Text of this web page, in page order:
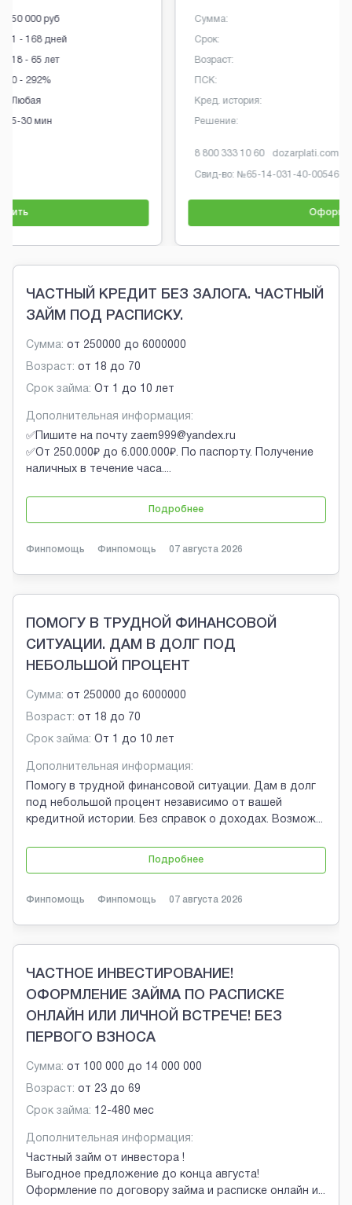
Сумма:
Срок:
Возраст:
ПСК:
Кред. история:
Решение:
100 000 руб
7 - 365 дней
18 - 70 лет
0 - 292%
Любая
От 1 минуты
Brobaza - Обычные объявления
ЧАСТНЫЙ КРЕДИТ БЕЗ ЗАЛОГА. ЧАСТНЫЙ
ЗАЙМ ПОД РАСПИСКУ.
Сумма: от 250000 до 6000000
Возраст: от 18 до 70
Срок займа: От 1 до 10 лет
Дополнительная информация:
✅Пишите на почту zaem999@yandex.ru
✅От 250.000₽ до 6.000.000₽. По паспорту. Получение
наличных в течение часа....
Подробнее
Финпомощь Финпомощь 07 августа 2026
ПОМОГУ В ТРУДНОЙ ФИНАНСОВОЙ
СИТУАЦИИ. ДАМ В ДОЛГ ПОД
НЕБОЛЬШОЙ ПРОЦЕНТ
Сумма: от 250000 до 6000000
Возраст: от 18 до 70
Срок займа: От 1 до 10 лет
Дополнительная информация:
Помогу в трудной финансовой ситуации. Дам в долг
под небольшой процент независимо от вашей
кредитной истории. Без справок о доходах. Возмож...
Подробнее
Финпомощь Финпомощь 07 августа 2026
ЧАСТНОЕ ИНВЕСТИРОВАНИЕ!
ОФОРМЛЕНИЕ ЗАЙМА ПО РАСПИСКЕ
ОНЛАЙН ИЛИ ЛИЧНОЙ ВСТРЕЧЕ! БЕЗ
ПЕРВОГО ВЗНОСА
Сумма: от 100 000 до 14 000 000
Возраст: от 23 до 69
Срок займа: 12-480 мес
Дополнительная информация:
Частный займ от инвестора !
Выгодное предложение до конца августа!
Оформление по договору займа и расписке онлайн и...